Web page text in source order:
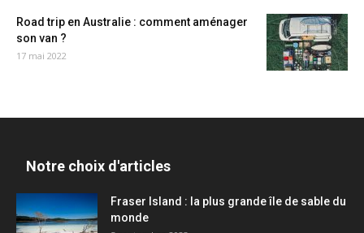
Road trip en Australie : comment aménager
son van ?
17 mai 2022
Notre choix d'articles
Fraser Island : la plus grande île de sable du
monde